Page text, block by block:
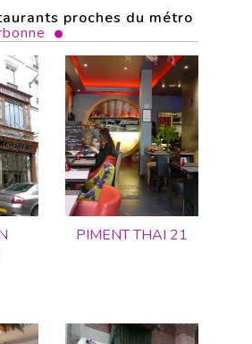
proches du métro
PIMENT THAI 21